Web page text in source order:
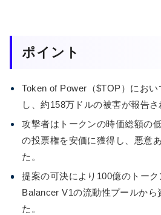
ポイント
Token of Power（$TOP）にお
し、約158万ドルの被害が報告さ
攻撃者はトークンの時価総額の
の投票権を安価に獲得し、悪意
た。
提案の可決により100億のトーク
Balancer V1の流動性プールから
た。